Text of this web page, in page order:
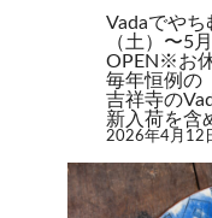
Vadaでやち
（土）〜5
OPEN※お
毎年恒例の
吉祥寺の
新入荷を含
2026年4月12